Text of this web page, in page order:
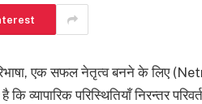
एक सफल नेतृत्व बनने के लिए
परिस्थितियाँ निरन्तर